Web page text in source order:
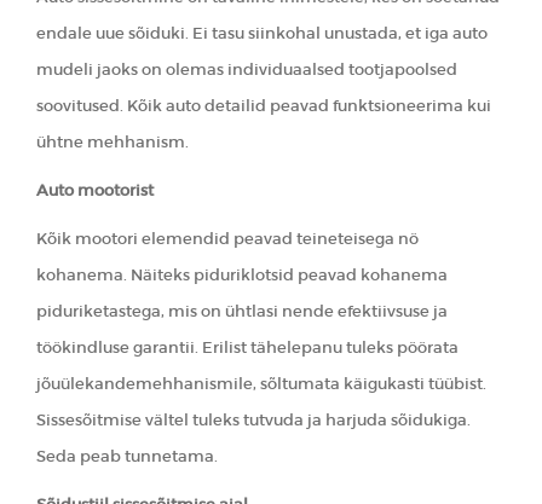
endale uue sõiduki. Ei tasu siinkohal unustada, et iga auto
mudeli jaoks on olemas individuaalsed tootjapoolsed
soovitused. Kõik auto detailid peavad funktsioneerima kui
ühtne mehhanism.
Auto mootorist
Kõik mootori elemendid peavad teineteisega nö
kohanema. Näiteks piduriklotsid peavad kohanema
piduriketastega, mis on ühtlasi nende efektiivsuse ja
töökindluse garantii. Erilist tähelepanu tuleks pöörata
jõuülekandemehhanismile, sõltumata käigukasti tüübist.
Sissesõitmise vältel tuleks tutvuda ja harjuda sõidukiga.
Seda peab tunnetama.